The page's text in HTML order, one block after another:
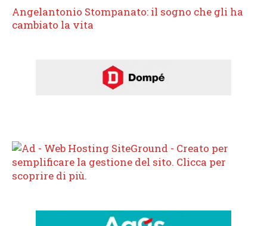
Angelantonio Stompanato: il sogno che gli ha
cambiato la vita